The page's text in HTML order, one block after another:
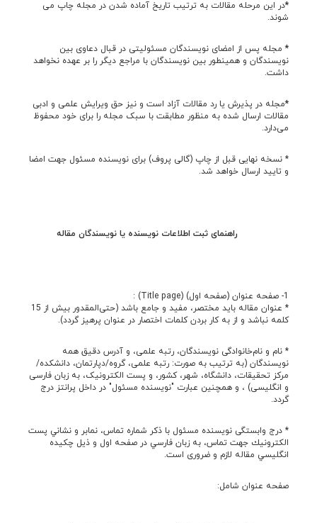
*در این مرحله مقالات به ترتیب تاریخ آماده شدن در مجله چاپ می
شوند.
* مجله پس از امضای نویسندگان مسئولیتی در قبال دعاوی بین
نویسندگان و همینطور بین نویسندگان با مراجع دیگر را بر عهده نخواهد
داشت.
*مجله در پذیرش یا رد مقالات آزاد است و نیز حق ویرایش علمی و ادبی
مقالات ارسال شده به منظور مطابقت با سبک مجله را برای خود محفوظ
می‌دارد.
* نسخه نهایی قبل از چاپ (گالی پروف) برای نویسنده مسئول جهت امضا
و تایید ارسال خواهد شد.
راهنمای ثبت اطلاعات نویسنده یا نویسندگان مقاله
1- صفحه عنوان (صفحه اول) (Title page) :
* عنوان مقاله باید مختصر، مفيد و جامع باشد (حتی‌المقدور بيش از 15
کلمه نباشد و از به کار بردن کلمات اختصار در عنوان پرهیز گردد).
* نام و نام‌خانوادگی نويسندگان، رتبه علمی، و آدرس دقيق همه
نويسندگان (به ترتیب به صورت: رتبه علمی، گروه/دپارتمان، دانشکده/
مرکز تحقیقات، دانشگاه، شهر، کشور، و پست الکترونيک، به زبان فارسی
و انگلیسی) ، و همچنین عبارت "نویسنده مسئول" در داخل پرانتز درج
گردد.
* درج وابستگی نويسنده مسئول با ذكر شماره تماس، نمابر و نشاني پست
الكترونيك جهت تماس، به زبان فارسي در صفحه اول و ذيل چكيده
انگليسي مقاله لازم و ضروری است.
صفحه عنوان شامل: